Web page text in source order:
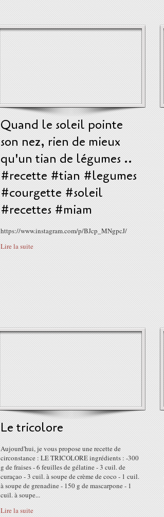
Quand le soleil pointe
son nez, rien de mieux
qu'un tian de légumes ..
#recette #tian #legumes
#courgette #soleil
#recettes #miam
https://www.instagram.com/p/BJcp_MNgpcJ/
Lire la suite
Le tricolore
Aujourd'hui, je vous propose une recette de
circonstance : LE TRICOLORE ingrédients : -300
g de fraises - 6 feuilles de gélatine - 3 cuil. de
curaçao - 3 cuil. à soupe de crème de coco - 1 cuil.
à soupe de grenadine - 150 g de mascarpone - 1
cuil. à soupe...
Lire la suite